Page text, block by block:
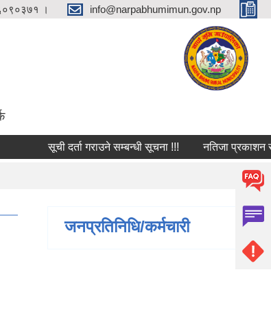
। info@narpabhumimun.gov.np
सूची दर्ता गराउने सम्बन्धी सूचना !!! नतिजा प्रकाशन
जनप्रतिनिधि/कर्मचारी